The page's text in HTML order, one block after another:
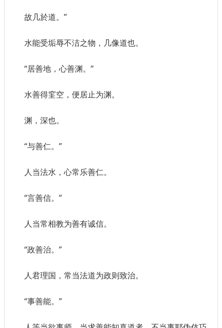
故几於道。”
水能受垢辱不洁之物，几像道也。
“居善地，心善渊。”
水善得窐空，便居止为渊。
渊，深也。
“与善仁。”
人当法水，心常乐善仁。
“言善信。”
人当常相教为善有诚信。
“政善治。”
人君理国，常当法道为政则致治。
“事善能。”